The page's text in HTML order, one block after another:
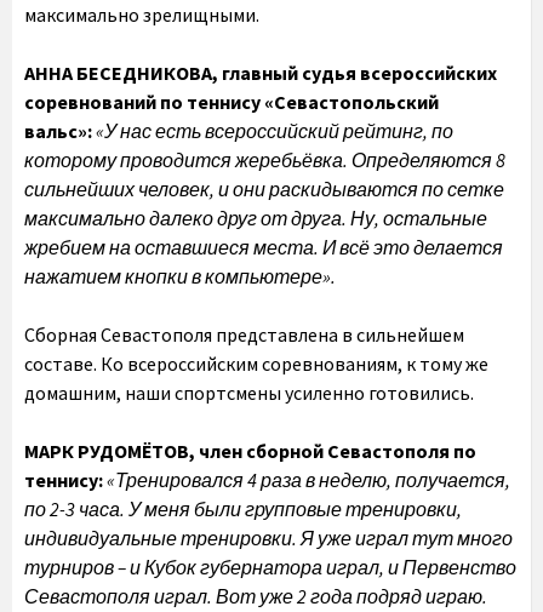
максимально зрелищными.
АННА БЕСЕДНИКОВА, главный судья всероссийских
соревнований по теннису «Севастопольский
вальс»:«У нас есть всероссийский рейтинг, по
которому проводится жеребьёвка. Определяются 8
сильнейших человек, и они раскидываются по сетке
максимально далеко друг от друга. Ну, остальные
жребием на оставшиеся места. И всё это делается
нажатием кнопки в компьютере».
Сборная Севастополя представлена в сильнейшем
составе. Ко всероссийским соревнованиям, к тому же
домашним, наши спортсмены усиленно готовились.
МАРК РУДОМЁТОВ, член сборной Севастополя по
теннису:«Тренировался 4 раза в неделю, получается,
по 2-3 часа. У меня были групповые тренировки,
индивидуальные тренировки.Я уже играл тут много
турниров – и Кубок губернатора играл, и Первенство
Севастополя играл. Вот уже 2 года подряд играю.